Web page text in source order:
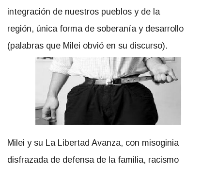
integración de nuestros pueblos y de la
región, única forma de soberanía y desarrollo
(palabras que Milei obvió en su discurso).
Milei y su La Libertad Avanza, con misoginia
disfrazada de defensa de la familia, racismo